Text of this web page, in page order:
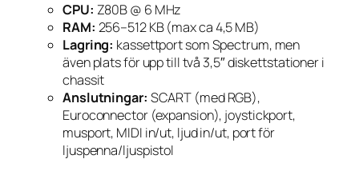
CPU: Z80B @ 6 MHz
RAM: 256–512 KB (max ca 4,5 MB)
Lagring: kassettport som Spectrum, men
även plats för upp till två 3,5″ diskettstationer i
chassit
Anslutningar: SCART (med RGB),
Euroconnector (expansion), joystickport,
musport, MIDI in/ut, ljud in/ut, port för
ljuspenna/ljuspistol